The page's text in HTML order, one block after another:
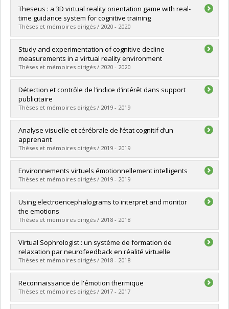
Graduate : Kibbanahalli Shivalingappa, Marulasidda Swamy
Cycle :Master's
Grade :M. Sc.
Lien vers le document dans Papyrus
Theseus : a 3D virtual reality orientation game with real-
time guidance system for cognitive training
Thèses et mémoires dirigés / 2020 - 2020
Graduate :Jha, Manish Kumar
Cycle :Master's
Grade :M. Sc.
Lien vers le document dans Papyrus
Study and experimentation of cognitive decline
measurements in a virtual reality environment
Thèses et mémoires dirigés / 2020 - 2020
Graduate :Dakoure, Caroline
Cycle :Master's
Grade :M. Sc.
Lien vers le document dans Papyrus
Détection et contrôle de l’indice d’intérêt dans support
publicitaire
Thèses et mémoires dirigés / 2019 - 2019
Graduate :Isabelle, Maxime
Cycle :Master's
Grade :M. Sc.
Lien vers le document dans Papyrus
Analyse visuelle et cérébrale de l’état cognitif d’un
apprenant
Thèses et mémoires dirigés / 2019 - 2019
Graduate :Ben Khedher, Asma
Cycle : Doctoral
Grade :Ph. D.
Environnements virtuels émotionnellement intelligents
Thèses et mémoires dirigés / 2019 - 2019
Graduate :Benlamine, Mohamed Sahbi
Cycle :Doctoral
Grade :Ph. D.
Lien vers le document dans Papyrus
Using electroencephalograms to interpret and monitor
the emotions
Thèses et mémoires dirigés / 2018 - 2018
Graduate :Shahab, Amin
Cycle :Master's
Grade :M.S.I.
Lien vers le document dans Papyrus
Virtual Sophrologist : un système de formation de
relaxation par neurofeedback en réalité virtuelle
Thèses et mémoires dirigés / 2018 - 2018
Graduate :Gu, Guoxin
Cycle : Master's
Grade :M. Sc.
Reconnaissance de l'émotion thermique
Thèses et mémoires dirigés / 2017 - 2017